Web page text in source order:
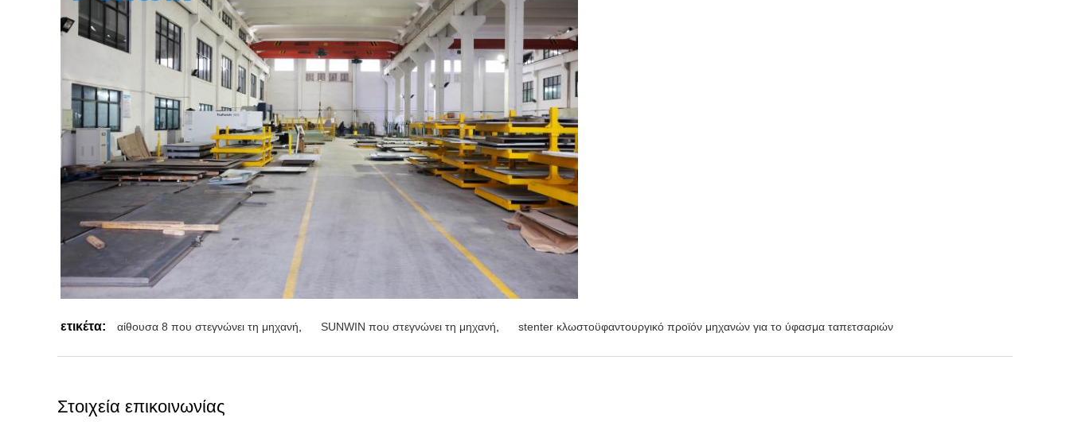
ετικέτα: αίθουσα 8 που στεγνώνει τη μηχανή SUNWIN που στεγνώνει τη μηχανή stenter κλωστοϋφαντουργικό προϊόν μηχανών για το ύφασμα ταπετσαριών
Στοιχεία επικοινωνίας